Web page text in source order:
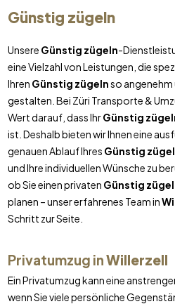
Günstig zügeln
Unsere Günstig zügeln-
eine Vielzahl von Leistungen, die
Ihren Günstig zügelnso angenehm
gestalten. Bei Züri Transporte &
Wert darauf, dass IhrGünstig
ist. Deshalb bieten wir Ihnen eine
genauen Ablauf Ihres Günstig
und Ihre individuellen Wünsche zu
ob Sie einen privaten Günstig
planen – unser erfahrenes Team in
Schritt zur Seite.
Privatumzug inWillerzell
Ein Privatumzug kann eine
wenn Sie viele persönliche